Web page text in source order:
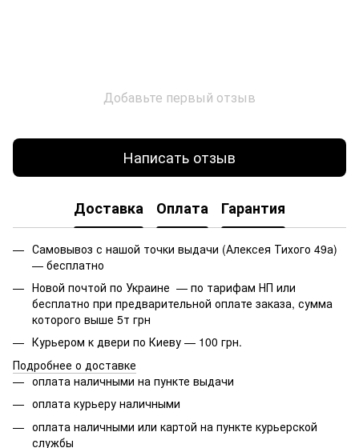
Добавьте первый отзыв
Написать отзыв
Доставка Оплата Гарантия
Самовывоз с нашой точки выдачи (Алексея Тихого 49а)
— бесплатно
Новой почтой по Украине — по тарифам НП или
бесплатно при предварительной оплате заказа, сумма
которого выше 5т грн
Курьером к двери по Киеву — 100 грн.
Подробнее о доставке
оплата наличными на пункте выдачи
оплата курьеру наличными
оплата наличными или картой на пункте курьерской
службы